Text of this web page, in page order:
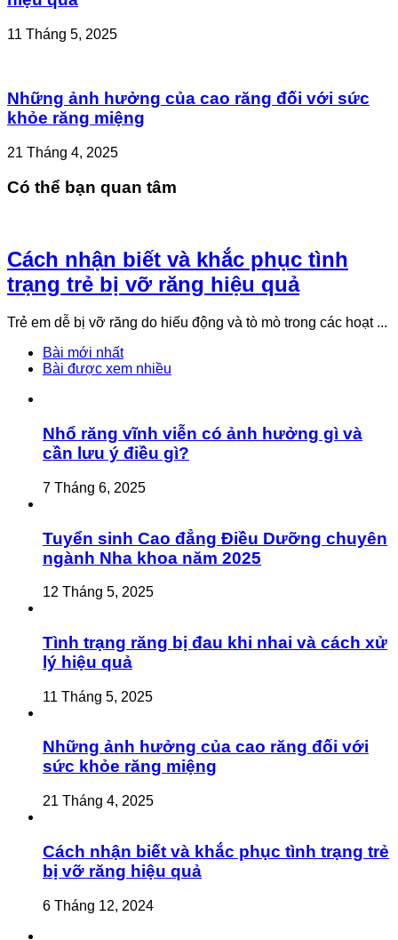
11 Tháng 5, 2025
Những ảnh hưởng của cao răng đối với sức
khỏe răng miệng
21 Tháng 4, 2025
Có thể bạn quan tâm
Cách nhận biết và khắc phục tình
trạng trẻ bị vỡ răng hiệu quả
Trẻ em dễ bị vỡ răng do hiếu động và tò mò trong các hoạt ...
Bài mới nhất
Bài được xem nhiều
Nhổ răng vĩnh viễn có ảnh hưởng gì và
cần lưu ý điều gì?
7 Tháng 6, 2025
Tuyển sinh Cao đẳng Điều Dưỡng chuyên
ngành Nha khoa năm 2025
12 Tháng 5, 2025
Tình trạng răng bị đau khi nhai và cách xử
lý hiệu quả
11 Tháng 5, 2025
Những ảnh hưởng của cao răng đối với
sức khỏe răng miệng
21 Tháng 4, 2025
Cách nhận biết và khắc phục tình trạng trẻ
bị vỡ răng hiệu quả
6 Tháng 12, 2024